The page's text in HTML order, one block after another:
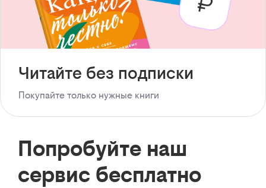
Читайте без подписки
Покупайте только нужные книги
Попробуйте наш
сервис бесплатно